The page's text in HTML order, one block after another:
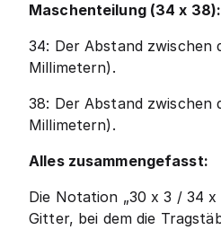
Maschenteilung (34 x 38):
34: Der Abstand zwischen
Millimetern).
38: Der Abstand zwischen
Millimetern).
Alles zusammengefasst:
Die Notation „30 x 3 / 34
Gitter, bei dem die